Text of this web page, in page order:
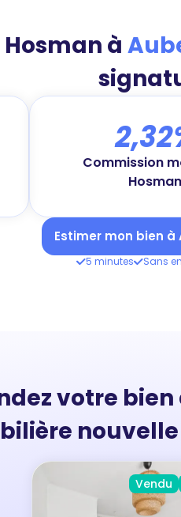
à
Commission
Hosman
Estimer mon bien à
5 minutes Sans
votre
Vendu